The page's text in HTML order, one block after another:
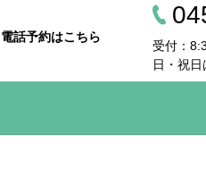
電話予約はこちら
受付：
日・祝日